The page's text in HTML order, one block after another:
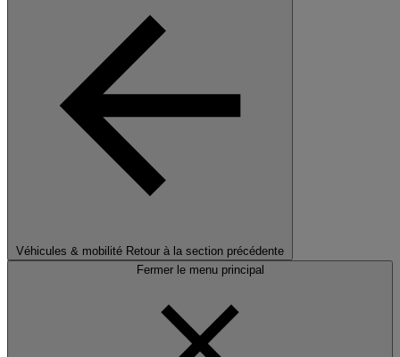
Véhicules & mobilité Retour à la section précédente
Fermer le menu principal